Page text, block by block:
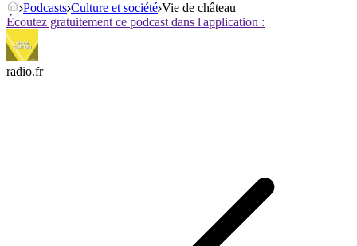
Podcasts Culture et société Vie de château
Écoutez gratuitement ce podcast dans l'application :
radio.fr